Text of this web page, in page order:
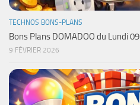
TECHNOS BONS-PLANS
Bons Plans DOMADOO du Lundi
9 FÉVRIER 2026